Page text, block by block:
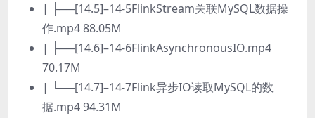
| ├──[14.5]–14-5FlinkStream关联MySQL数据操
作.mp4 88.05M
| ├──[14.6]–14-6FlinkAsynchronousIO.mp4
70.17M
| └──[14.7]–14-7Flink异步IO读取MySQL的数
据.mp4 94.31M